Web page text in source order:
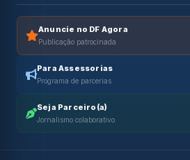
Anuncie no DF Agora
Publicação patrocinada
Para Assessorias
Programa de parcerias
Seja Parceiro(a)
Jornalismo colaborativo